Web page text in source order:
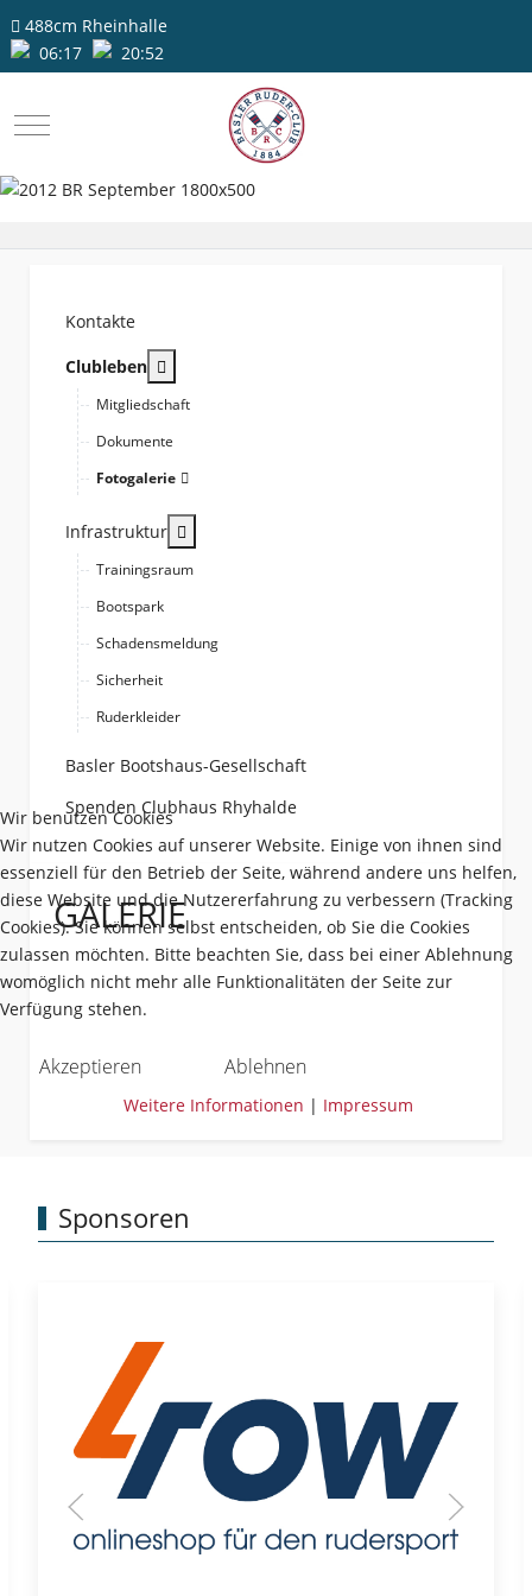
488cm Rheinhalle
06:17
20:52
Mobile Menu Toggle
Kontakte
Clubleben
Mitgliedschaft
Dokumente
Fotogalerie
Infrastruktur
Trainingsraum
Bootspark
Schadensmeldung
Sicherheit
Ruderkleider
Basler Bootshaus-Gesellschaft
Spenden Clubhaus Rhyhalde
GALERIE
Sponsoren
Wir benutzen Cookies
Wir nutzen Cookies auf unserer Website. Einige von ihnen sind
essenziell für den Betrieb der Seite, während andere uns helfen,
diese Website und die Nutzererfahrung zu verbessern (Tracking
Cookies). Sie können selbst entscheiden, ob Sie die Cookies
zulassen möchten. Bitte beachten Sie, dass bei einer Ablehnung
womöglich nicht mehr alle Funktionalitäten der Seite zur
Verfügung stehen.
Akzeptieren Ablehnen
Weitere Informationen | Impressum